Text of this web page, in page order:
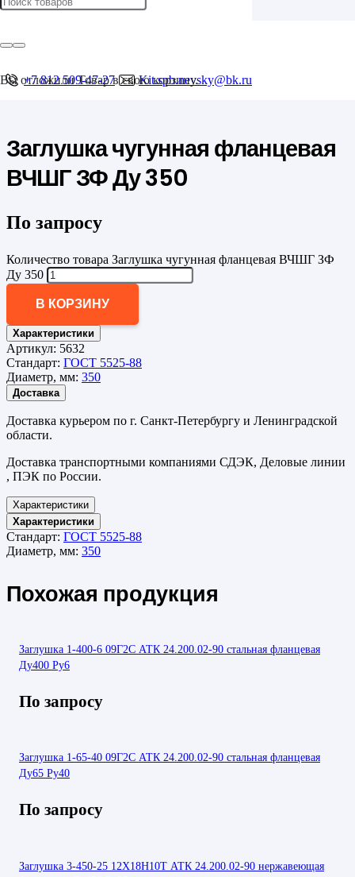
+7 812 509-47-27 Kit.spb.nevsky@bk.ru
Вы отложилиТоварв свою корзину.
Главная
/
Заглушка чугунная фланцевая
ВЧШГ ЗФ Ду 350
По запросу
Количество товара Заглушка чугунная фланцевая ВЧШГ ЗФ
Ду 350
В КОРЗИНУ
Характеристики
Артикул: 5632
Стандарт: ГОСТ 5525-88
Диаметр, мм: 350
Доставка
Доставка курьером по г. Санкт-Петербургу и Ленинградской
области.
Доставка транспортными компаниями СДЭК, Деловые линии
, ПЭК по России.
Характеристики
Характеристики
Стандарт: ГОСТ 5525-88
Диаметр, мм: 350
Похожая продукция
Заглушка 1-400-6 09Г2С АТК 24.200.02-90 стальная фланцевая
Ду400 Ру6
По запросу
Заглушка 1-65-40 09Г2С АТК 24.200.02-90 стальная фланцевая
Ду65 Ру40
По запросу
Заглушка 3-450-25 12Х18Н10Т АТК 24.200.02-90 нержавеющая